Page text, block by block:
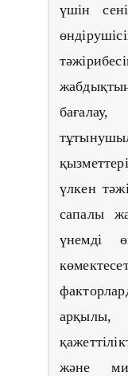
үшін
үлкен
сапалы
үнемді
және